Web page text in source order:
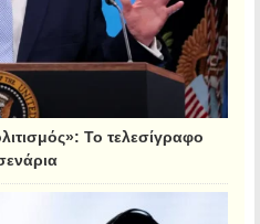
Το τελεσίγραφο